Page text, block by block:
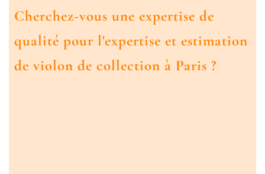
Cherchez-vous une expertise de
qualité pour l'expertise et estimation
de violon de collection à Paris ?